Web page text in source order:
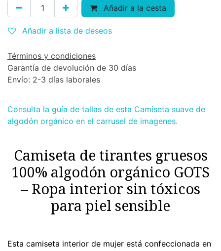
Añadir a la cesta
Añadir a lista de deseos
Términos y condiciones
Garantía de devolución de 30 días
Envío: 2-3 días laborales
Consulta la guía de tallas de esta Camiseta suave de
algodón orgánico en el carrusel de imagenes.
Camiseta de tirantes gruesos
100% algodón orgánico GOTS
– Ropa interior sin tóxicos
para piel sensible
Esta camiseta interior de mujer está confeccionada en